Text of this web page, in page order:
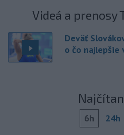
Videá a prenosy
Deväť
o čo najlepšie
6h 24h